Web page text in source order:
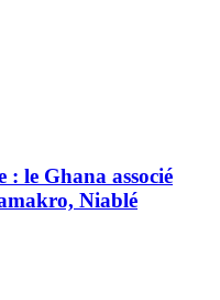
le Ghana associé
Niablé